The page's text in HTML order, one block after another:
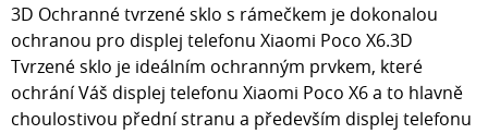
3D Ochranné tvrzené sklo s rámečkem je dokonalou
ochranou pro displej telefonu Xiaomi Poco X6.3D
Tvrzené sklo je ideálním ochranným prvkem, které
ochrání Váš displej telefonu Xiaomi Poco X6 a to hlavně
choulostivou přední stranu a především displej telefonu